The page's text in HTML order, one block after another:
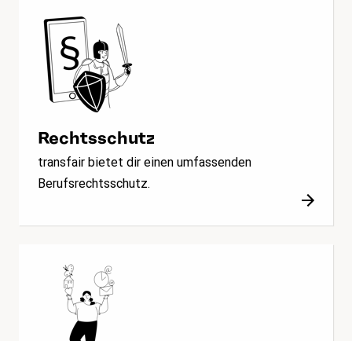
Rechtsschutz
transfair bietet dir einen umfassenden
Berufsrechtsschutz.